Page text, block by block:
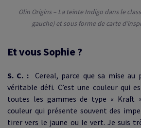
Olin Origins – La teinte Indigo dans le
gauche) et sous forme de carte
Et vous Sophie ?
S. C. :Cereal, parce que sa mise au
véritable défi. C’est une couleur qui
toutes les gammes de type « Kraft
couleur qui présente souvent des
tirer vers le jaune ou le vert. Je suis